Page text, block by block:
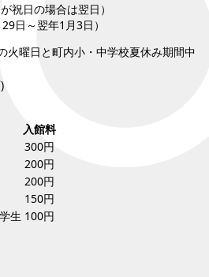
祝日の場合は翌日）
日～翌年1月3日）
火曜日と町内小・中学校夏休み期間中
入館料
300円
200円
200円
150円
生 100円